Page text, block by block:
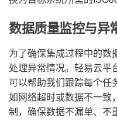
数据质量监控与异
为了确保集成过程中的数
处理异常情况。轻易云平
可以帮助我们跟踪每个任
如网络超时或数据不一致
制，确保数据不漏单、不